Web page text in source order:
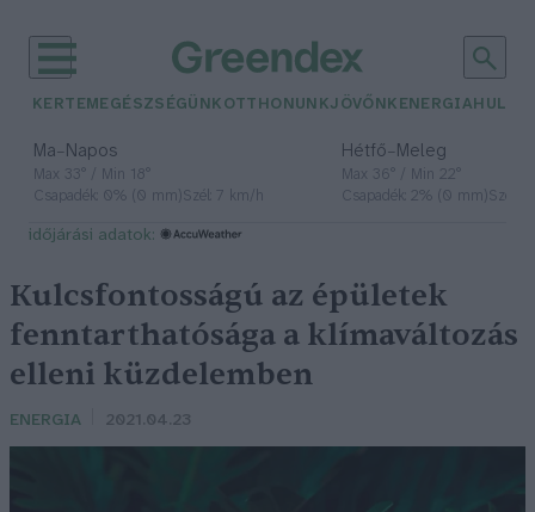
KERTEM EGÉSZSÉGÜNK OTTHONUNKJÖVŐNK ENERGIA
Ma– Napos
Max 33° / Min 18°
Csapadék: 0% (0 mm)Szél: 7 km/h
Hétfő– Meleg
Max 36° / Min 22°
Csapadék: 2% (0 mm)Szél:
időjárási adatok:
Kulcsfontosságú az épületek
fenntarthatósága a klímaváltozás
elleni küzdelemben
ENERGIA 2021.04.23